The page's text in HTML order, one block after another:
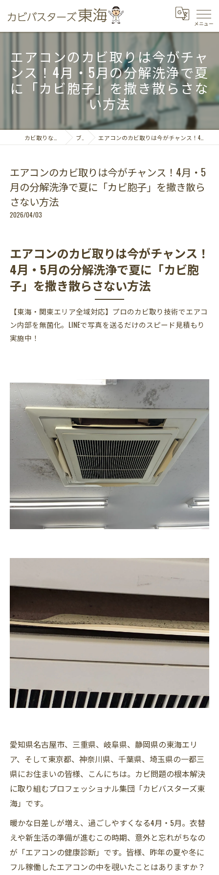
エアコンのカビ取りは今がチャ
ンス！4月・5月の分解洗浄で夏
に「カビ胞子」を撒き散らさな
い方法
ブログ エアコンのカビ取りは今がチャンス！4月・5月の分解洗浄で夏に「カビ胞子」を撒き散らさない方法
エアコンのカビ取りは今がチャンス！4月・5
月の分解洗浄で夏に「カビ胞子」を撒き散ら
さない方法
2026/04/03
エアコンのカビ取りは今がチャンス！
4月・5月の分解洗浄で夏に「カビ胞
子」を撒き散らさない方法
【東海・関東エリア全域対応】プロのカビ取り技術でエアコ
ン内部を無菌化。LINEで写真を送るだけのスピード見積もり
実施中！
愛知県名古屋市、三重県、岐阜県、静岡県の東海エリ
ア、そして東京都、神奈川県、千葉県、埼玉県の一都三
県にお住まいの皆様、こんにちは。カビ問題の根本解決
に取り組むプロフェッショナル集団「カビバスターズ東
海」です。
暖かな日差しが増え、過ごしやすくなる4月・5月。衣替
えや新生活の準備が進むこの時期、意外と忘れがちなの
が「エアコンの健康診断」です。皆様、昨年の夏や冬に
フル稼働したエアコンの中を覗いたことはありますか？